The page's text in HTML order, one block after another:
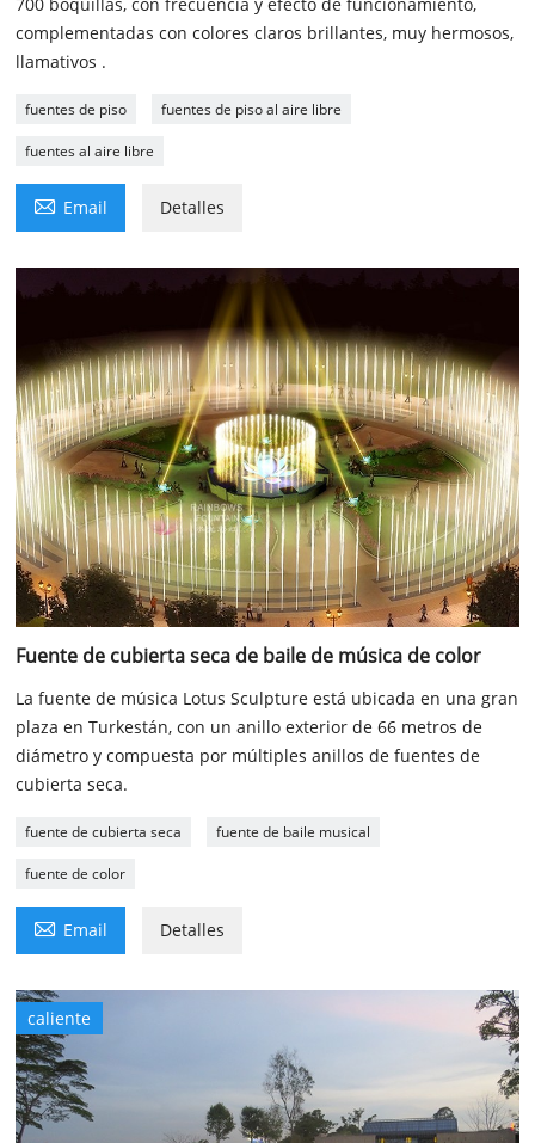
complementadas con colores claros brillantes, muy hermosos,
llamativos .
fuentes de piso fuentes de piso al aire libre
fuentes al aire libre
 Email Detalles
Fuente de cubierta seca de baile de música de color
La fuente de música Lotus Sculpture está ubicada en una gran
plaza en Turkestán, con un anillo exterior de 66 metros de
diámetro y compuesta por múltiples anillos de fuentes de
cubierta seca.
fuente de cubierta seca fuente de baile musical
fuente de color
 Email Detalles
caliente